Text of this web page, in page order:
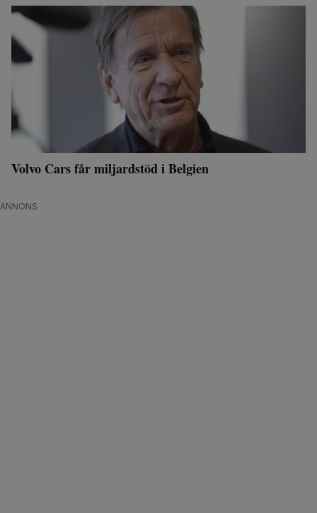
Volvo Cars får miljardstöd i Belgien
ANNONS